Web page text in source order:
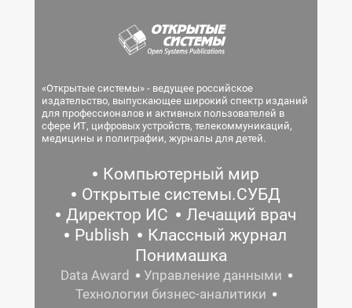
«Открытые системы» - ведущее российское
издательство, выпускающее широкий спектр изданий
для профессионалов и активных пользователей в
сфере ИТ, цифровых устройств, телекоммуникаций,
медицины и полиграфии, журналы для детей.
Компьютерный мир
Открытые системы.СУБД
Директор ИС
Лечащий врач
Publish
Классный журнал
Понимашка
Data Award
Управление данными
Технологии бизнес-аналитики